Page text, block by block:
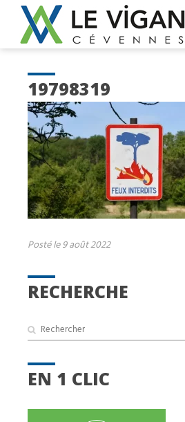
RECHERCHE
EN 1 CLIC
19798319
Posté le 9 août 2022